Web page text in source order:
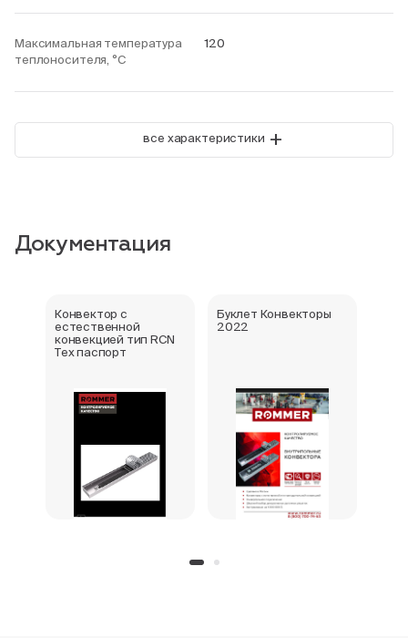
Максимальная температура
теплоносителя, °С
120
все характеристики +
Документация
Конвектор с
естественной
конвекцией тип RCN
Тех паспорт
Буклет Конвекторы
2022